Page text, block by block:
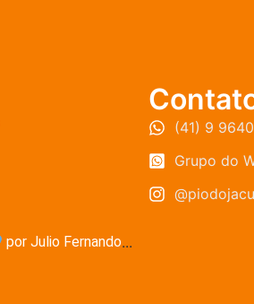
(41) 9
Grupo do
por Julio Fernando...